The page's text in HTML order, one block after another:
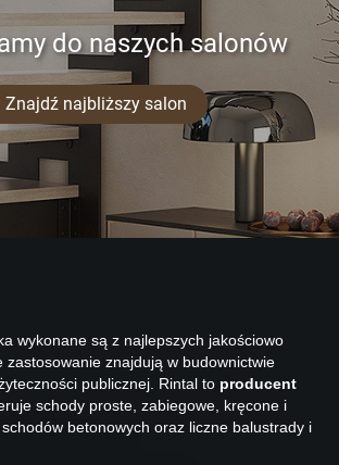
do naszych salonów
Znajdź najbliższy salon
wykonane są z najlepszych jakościowo
zastosowanie znajdują w budownictwie
publicznej. Rintal to producent
schody proste, zabiegowe, kręcone i
betonowych oraz liczne balustrady i